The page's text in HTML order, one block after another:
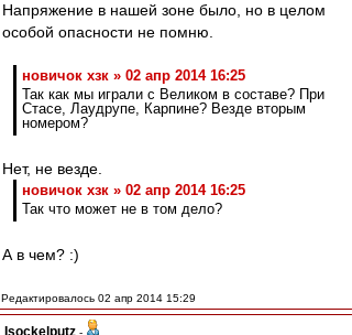
Напряжение в нашей зоне было, но в целом
особой опасности не помню.
новичок хзк » 02 апр 2014 16:25
Так как мы играли с Великом в составе? При
Стасе, Лаудрупе, Карпине? Везде вторым
номером?
Нет, не везде.
новичок хзк » 02 апр 2014 16:25
Так что может не в том дело?
А в чем? :)
Редактировалось 02 апр 2014 15:29
Isockelputz -